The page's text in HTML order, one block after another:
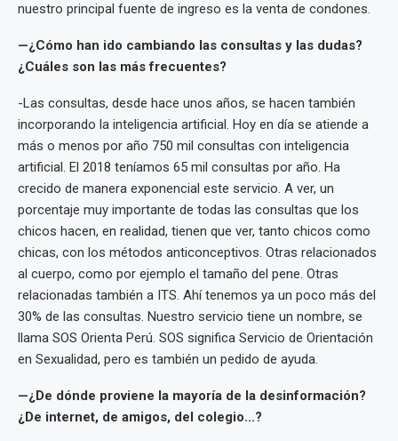
nuestro principal fuente de ingreso es la venta de condones.
—¿Cómo han ido cambiando las consultas y las dudas?
¿Cuáles son las más frecuentes?
-Las consultas, desde hace unos años, se hacen también
incorporando la inteligencia artificial. Hoy en día se atiende a
más o menos por año 750 mil consultas con inteligencia
artificial. El 2018 teníamos 65 mil consultas por año. Ha
crecido de manera exponencial este servicio. A ver, un
porcentaje muy importante de todas las consultas que los
chicos hacen, en realidad, tienen que ver, tanto chicos como
chicas, con los métodos anticonceptivos. Otras relacionados
al cuerpo, como por ejemplo el tamaño del pene. Otras
relacionadas también a ITS. Ahí tenemos ya un poco más del
30% de las consultas. Nuestro servicio tiene un nombre, se
llama SOS Orienta Perú. SOS significa Servicio de Orientación
en Sexualidad, pero es también un pedido de ayuda.
—¿De dónde proviene la mayoría de la desinformación?
¿De internet, de amigos, del colegio...?